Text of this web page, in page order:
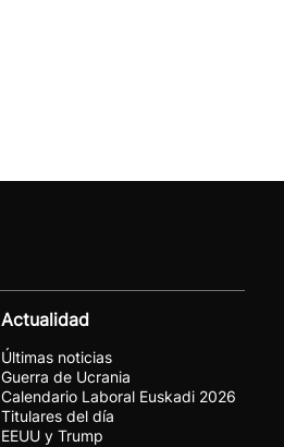
Actualidad
Últimas noticias
Guerra de Ucrania
Calendario Laboral Euskadi 2026
Titulares del día
EEUU y Trump